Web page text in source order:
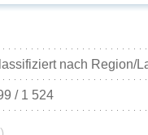
nach Region/
/ 1 524